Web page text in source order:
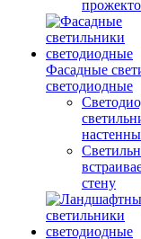
Фасадные
светодиодные
стену